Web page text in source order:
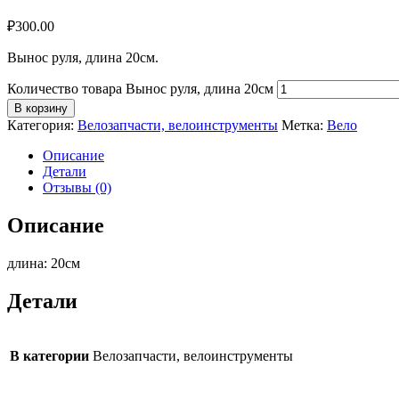
₽300.00
Вынос руля, длина 20см.
Количество товара Вынос руля, длина 20см
В корзину
Категория: Велозапчасти, велоинструменты Метка: Вело
Описание
Детали
Отзывы (0)
Описание
длина: 20см
Детали
В категории Велозапчасти, велоинструменты